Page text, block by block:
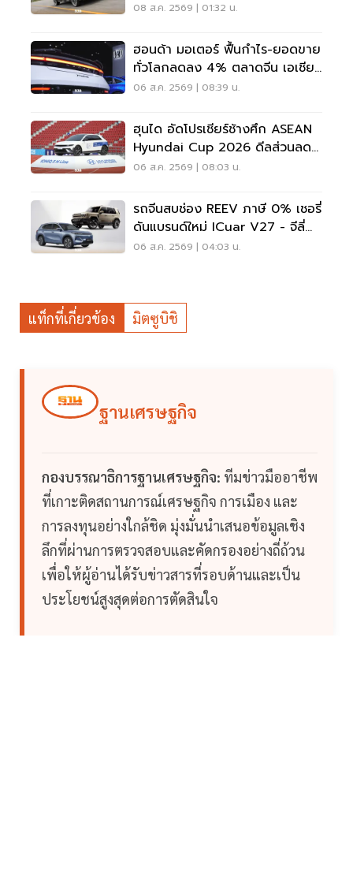
08 ส.ค. 2569 | 01:32 น.
ฮอนด้า มอเตอร์ ฟื้นกำไร-ยอดขาย
ทั่วโลกลดลง 4% ตลาดจีน เอเชีย
ร่วง
06 ส.ค. 2569 | 08:39 น.
ฮุนได อัดโปรเชียร์ช้างศึก ASEAN
Hyundai Cup 2026 ดีลส่วนลด
5 แสน แจกเสื้อทีมชาติไทย
06 ส.ค. 2569 | 08:03 น.
รถจีนสบช่อง REEV ภาษี 0% เชอรี่
ดันแบรนด์ใหม่ ICuar V27 - จีลี่
ส่ง Starray
06 ส.ค. 2569 | 04:03 น.
แท็กที่เกี่ยวข้อง มิตซูบิชิ
ฐานเศรษฐกิจ
กองบรรณาธิการฐานเศรษฐกิจ: ทีมข่าวมืออาชีพ
ที่เกาะติดสถานการณ์เศรษฐกิจ การเมือง และ
การลงทุนอย่างใกล้ชิด มุ่งมั่นนำเสนอข้อมูลเชิง
ลึกที่ผ่านการตรวจสอบและคัดกรองอย่างถี่ถ้วน
เพื่อให้ผู้อ่านได้รับข่าวสารที่รอบด้านและเป็น
ประโยชน์สูงสุดต่อการตัดสินใจ